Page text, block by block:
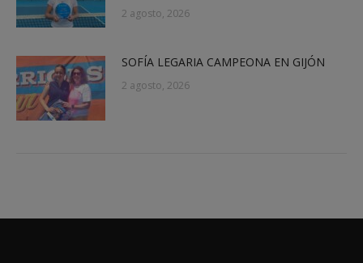
2 agosto, 2026
SOFÍA LEGARIA CAMPEONA EN GIJÓN
2 agosto, 2026